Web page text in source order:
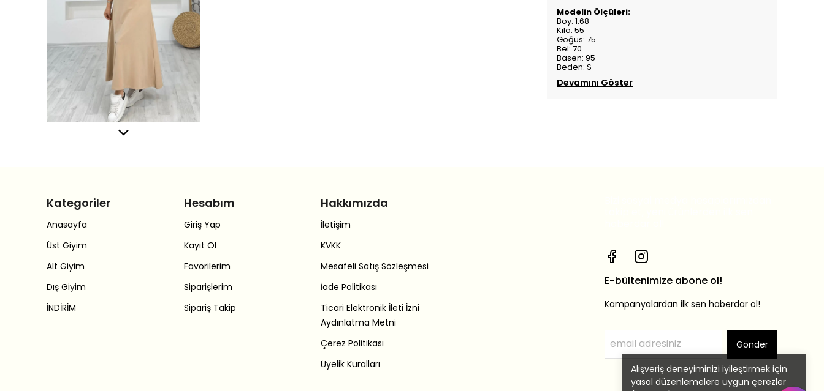
Alışveriş deneyiminizi iyileştirmek için
yasal düzenlemelere uygun çerezler
Modelin Ölçüleri:
Boy: 1.68
Kilo: 55
Göğüs: 75
Bel: 70
Basen: 95
Beden: S
Devamını Göster
Kategoriler
Anasayfa
Üst Giyim
Alt Giyim
Dış Giyim
İNDİRİM
Hesabım
Giriş Yap
Kayıt Ol
Favorilerim
Siparişlerim
Sipariş Takip
Hakkımızda
İletişim
KVKK
Mesafeli Satış Sözleşmesi
İade Politikası
Ticari Elektronik İleti İzni
Aydınlatma Metni
Çerez Politikası
Üyelik Kuralları
E-bültenimize abone ol!
Kampanyalardan ilk sen haberdar ol!
Gönder